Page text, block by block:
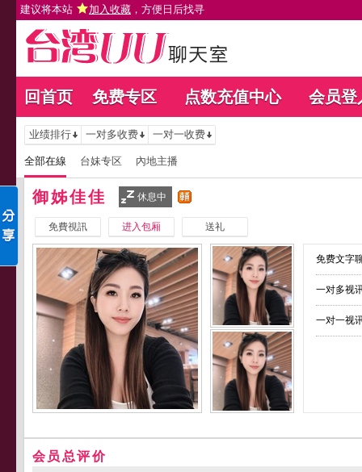
建议将本站 加入收藏 ，方便日后找寻
回首页 免费专区 点数充值中心 会员登
业绩排行 一对多收费 一对一收费
全部在線 台妹专区 內地主播
御姊佳佳 休息中
免費視訊 进入包厢 送礼
免费文字
一对多视
一对一视
会员总评价